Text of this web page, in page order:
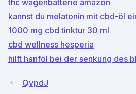
thc wagenbatterie amazon
kannst du melatonin mit cbd-öl
1000 mg cbd tinktur 30 ml
cbd wellness hesperia
hilft hanföl bei der senkung des
QvpdJ